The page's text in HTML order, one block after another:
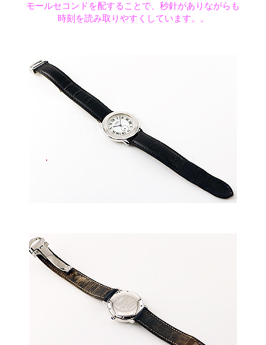
モールセコンドを配することで、秒針がありながらも
時刻を読み取りやすくしています。。